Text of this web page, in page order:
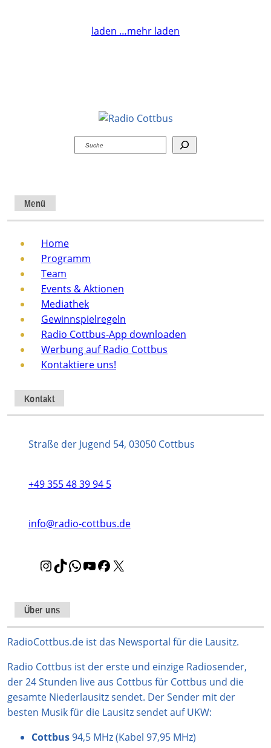
laden …mehr laden
Suchen
Menü
Home
Programm
Team
Events & Aktionen
Mediathek
Gewinnspielregeln
Radio Cottbus-App downloaden
Werbung auf Radio Cottbus
Kontaktiere uns!
Kontakt
Straße der Jugend 54, 03050 Cottbus
+49 355 48 39 94 5
info@radio-cottbus.de
I
t
a
g
a
m
T
o
k
W
s
A
p
Y
u
b
F
b
o
k
Über uns
RadioCottbus.de ist das Newsportal für die Lausitz.
Radio Cottbus ist der erste und einzige Radiosender,
der 24 Stunden live aus Cottbus für Cottbus und die
gesamte Niederlausitz sendet. Der Sender mit der
besten Musik für die Lausitz sendet auf UKW:
Cottbus94,5 MHz (Kabel 97,95 MHz)